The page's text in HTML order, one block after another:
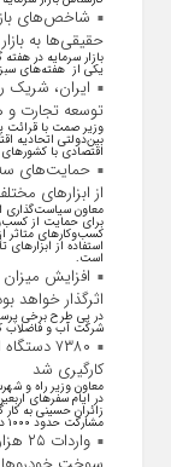
شاخص‌های
حقیقی‌ها به بازار
بازار سرمایه در
یکی از هفته‌های
ایران، شریک
توسعه تجارت و
وزیر صمت با قرائت
بین‌دولتی اتحادیه
اقتصادی با
حمایت‌های
از ابزارهای
معاون سیاست‌گذاری
برای حمایت از
کسب‌وکار‌های متاثر
استفاده از
است.
افزایش
اثرگذار خواهد
در پی طرح برخی
شرکت آب و فاضلاب
۷۳۸۰
کارگیری شد
معاون وزیر راه و
زائران حسینی به‌
مشارکت حدود ۱۰۰۰ دستگاه اتوبوس همراه بوده است.